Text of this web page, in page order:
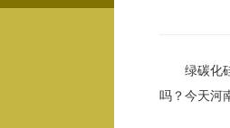
绿碳化硅
吗？今天河